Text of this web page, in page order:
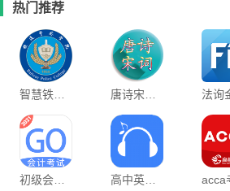
热门推荐
智慧铁警app官方版
初级会计宝app(更名会计考试GO) 高中英语听力训练app